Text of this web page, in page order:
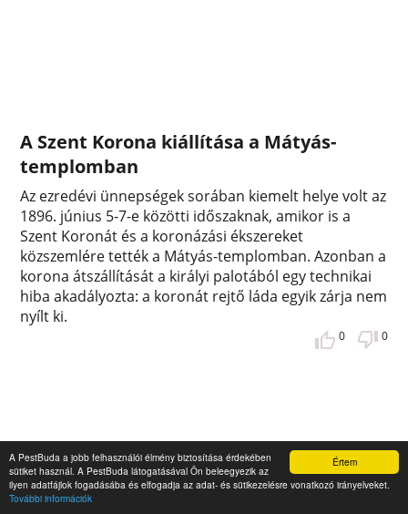
Értem
A PestBuda a jobb felhasználói élmény biztosítása érdekében
sütiket használ. A PestBuda látogatásával Ön beleegyezik az
ilyen adatfájlok fogadásába és elfogadja az adat- és sütikezelésre vonatkozó irányelveket.
További információk
A Szent Korona kiállítása a Mátyás-
templomban
Az ezredévi ünnepségek sorában kiemelt helye volt az
1896. június 5-7-e közötti időszaknak, amikor is a
Szent Koronát és a koronázási ékszereket
közszemlére tették a Mátyás-templomban. Azonban a
korona átszállítását a királyi palotából egy technikai
hiba akadályozta: a koronát rejtő láda egyik zárja nem
nyílt ki.
0 0